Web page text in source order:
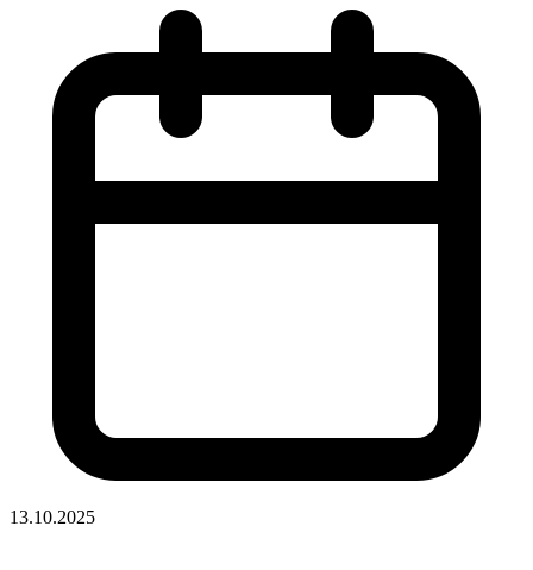
13.10.2025